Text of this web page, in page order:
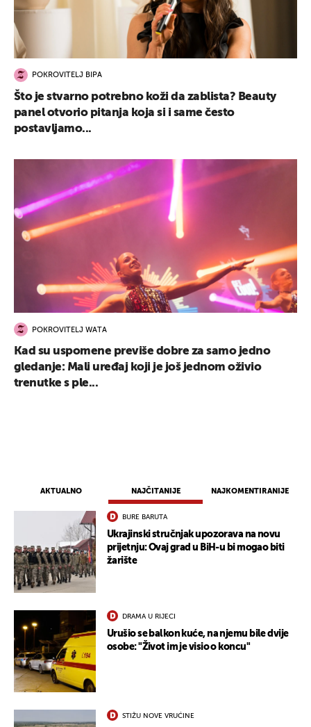
AKTUALNO NAJČITANIJE NAJKOMENTIRANIJE
BURE BARUTA
Ukrajinski stručnjak upozorava na novu
prijetnju: Ovaj grad u BiH-u bi mogao biti
žarište
DRAMA U RIJECI
Urušio se balkon kuće, na njemu bile dvije
osobe: "Život im je visio o koncu"
STIŽU NOVE VRUĆINE
POKROVITELJ BIPA
Što je stvarno potrebno koži da zablista? Beauty
panel otvorio pitanja koja si i same često
postavljamo...
POKROVITELJ WATA
Kad su uspomene previše dobre za samo jedno
gledanje: Mali uređaj koji je još jednom oživio
trenutke s ple...